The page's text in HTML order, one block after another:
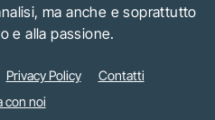
ma anche e soprattutto
e alla passione.
Privacy Policy
Contatti
con noi